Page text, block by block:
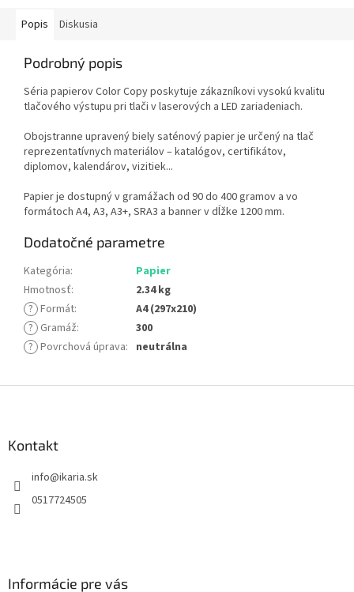
Popis Diskusia
Podrobný popis
Séria papierov Color Copy poskytuje zákazníkovi vysokú kvalitu
tlačového výstupu pri tlači v laserových a LED zariadeniach.
Obojstranne upravený biely saténový papier je určený na tlač
reprezentatívnych materiálov – katalógov, certifikátov,
diplomov, kalendárov, vizitiek...
Papier je dostupný v gramážach od 90 do 400 gramov a vo
formátoch A4, A3, A3+, SRA3 a banner v dĺžke 1200 mm.
Dodatočné parametre
Kategória:
Papier
Hmotnosť:
2.34 kg
? Formát:
A4 (297x210)
? Gramáž:
300
? Povrchová úprava: neutrálna
Kontakt
info@ikaria.sk
0517724505
Informácie pre vás